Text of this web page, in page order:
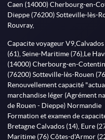
Caen (14000) Cherbourg-en-
Dieppe (76200) Sotteville-lès-
Rouvray,
Capacite voyageur
(61), Seine-Maritime (76),Le
(14000) Cherbourg-en-
(76200) Sotteville-lès-Rouen
Renouvellement capacité
marchandise léger (Agrément
de Rouen - Dieppe) Normandie
Formation et examen de
Bretagne Calvados (14), Eure
Maritime (76) Côtes-d'Armor